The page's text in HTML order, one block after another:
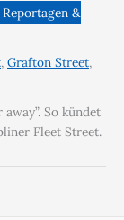
Reportagen &
, Grafton Street,
So kündet
Fleet Street.